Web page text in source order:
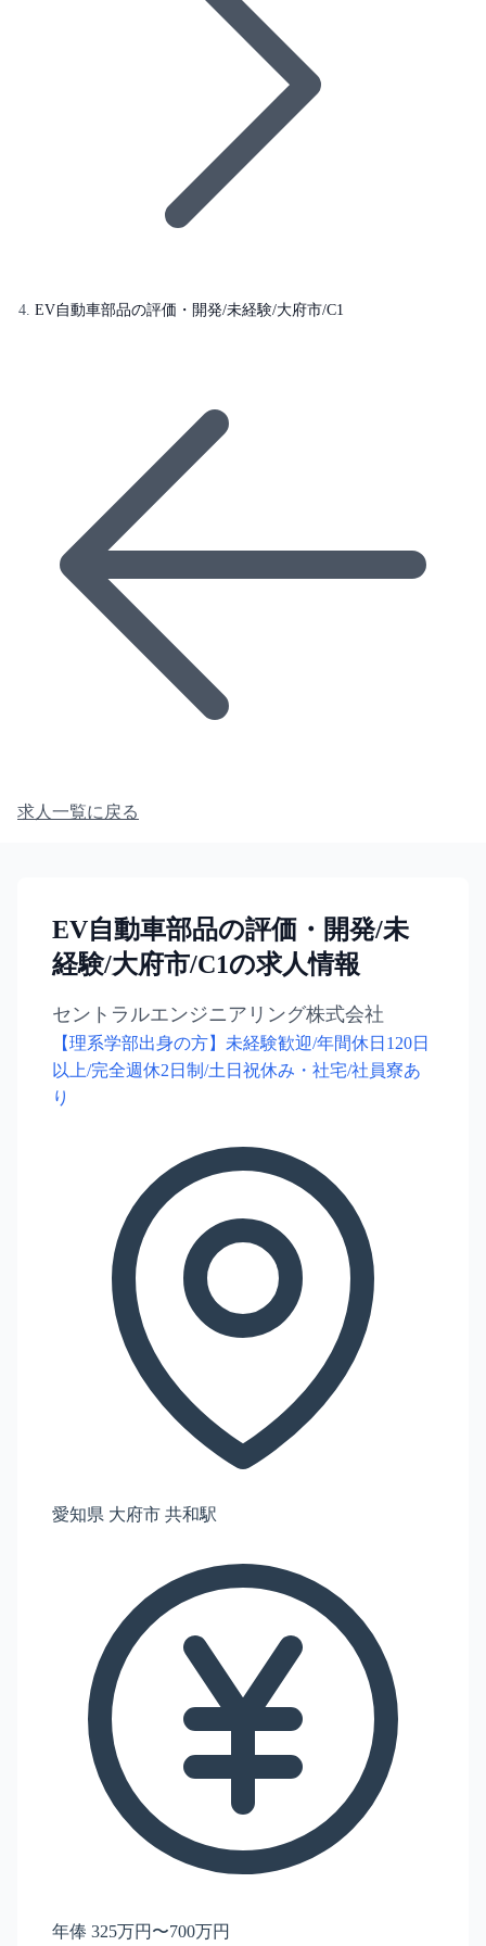
EV自動車部品の評価・開発/未経験/大府市/C1
求人一覧に戻る
EV自動車部品の評価・開発/未
経験/大府市/C1の求人情報
セントラルエンジニアリング株式会社
【理系学部出身の方】未経験歓迎/年間休日120日
以上/完全週休2日制/土日祝休み・社宅/社員寮あ
り
愛知県 大府市 共和駅
年俸 325万円〜700万円